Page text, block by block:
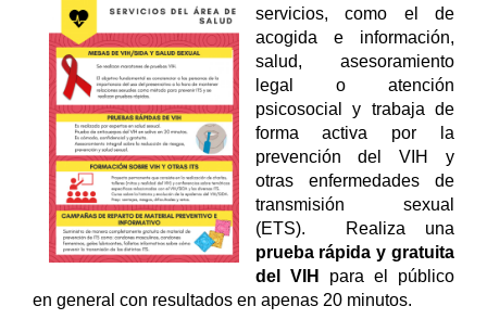
servicios, como el de
acogida e información,
salud, asesoramiento
legal o atención
psicosocial y trabaja de
forma activa por la
prevención del VIH y
otras enfermedades de
transmisión sexual
(ETS). Realiza una
prueba rápida y gratuita
del VIH
para el público
en general con resultados en apenas 20 minutos.